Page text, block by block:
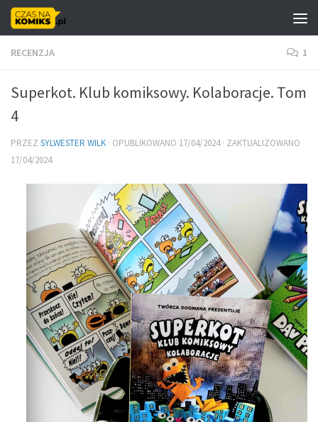
Skip to content
RECENZJA 1
Superkot. Klub komiksowy. Kolaboracje. Tom
4
PRZEZ SYLWESTER WILK · OPUBLIKOWANO 17/04/2024· ZAKTUALIZOWANO
17/04/2024